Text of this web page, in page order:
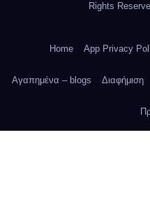
Rights
Home App Privacy
Αγαπημένα – blogs Διαφήμιση